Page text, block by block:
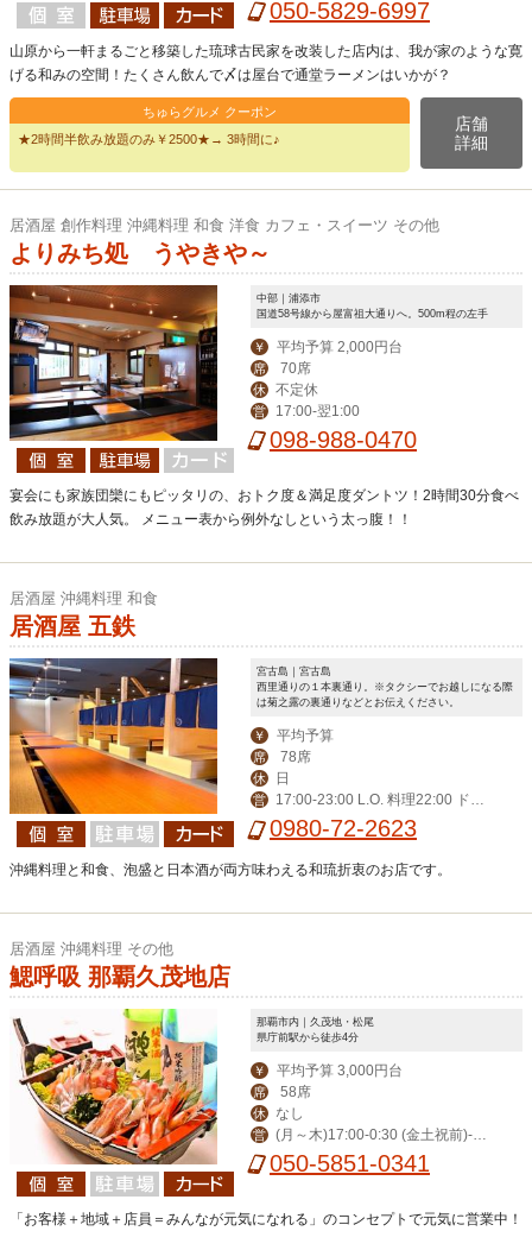
メン屋(LO 24:00)
050-5829-6997
山原から一軒まるごと移築した琉球古民家を改装した店内は、我が家のような寛
げる和みの空間！たくさん飲んで〆は屋台で通堂ラーメンはいかが？
ちゅらグルメ クーポン
★2時間半飲み放題のみ￥2500★→ 3時間に♪
店舗
詳細
居酒屋 創作料理 沖縄料理 和食 洋食 カフェ・スイーツ その他
よりみち処 うやきや～
中部｜浦添市
国道58号線から屋富祖大通りへ。500m程の左手
￥ 平均予算 2,000円台
席 70席
休 不定休
営 17:00-翌1:00
098-988-0470
宴会にも家族団欒にもピッタリの、おトク度＆満足度ダントツ！2時間30分食べ
飲み放題が大人気。 メニュー表から例外なしという太っ腹！！
居酒屋 沖縄料理 和食
居酒屋 五鉄
宮古島｜宮古島
西里通りの１本裏通り。※タクシーでお越しになる際
は菊之露の裏通りなどとお伝えください。
￥ 平均予算
席 78席
休 日
営
17:00-23:00 L.O. 料理22:00 ドリ
ンク22:30
0980-72-2623
沖縄料理と和食、泡盛と日本酒が両方味わえる和琉折衷のお店です。
居酒屋 沖縄料理 その他
鰓呼吸 那覇久茂地店
那覇市内｜久茂地・松尾
県庁前駅から徒歩4分
￥ 平均予算 3,000円台
席 58席
休 なし
営
(月～木)17:00-0:30 (金土祝前)‐翌
1:00(日)‐0:00
050-5851-0341
「お客様＋地域＋店員＝みんなが元気になれる」のコンセプトで元気に営業中！